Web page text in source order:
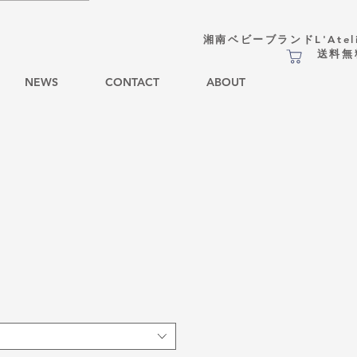
湘南ベビーブランド
送料
NEWS CONTACT ABOUT